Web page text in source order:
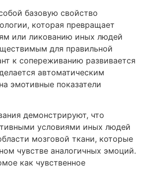
базовую свойство
которая превращает
или ликованию иных людей
для правильной
к сопереживанию развивается
автоматическим
эмотивные показатели
демонстрируют, что
условиями иных людей
мозговой ткани, которые
чувстве аналогичных эмоций.
как чувственное